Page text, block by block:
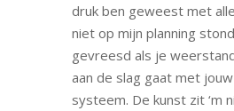
druk ben geweest met
niet op mijn planning
gevreesd als je
aan de slag gaat met
systeem. De kunst zit ‘m